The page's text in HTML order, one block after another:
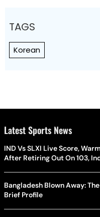
TAGS
Korean
Latest Sports News
IND Vs SLXI Live Score,
After Retiring Out On 103,
Bangladesh Blown Away:
Brief Profile